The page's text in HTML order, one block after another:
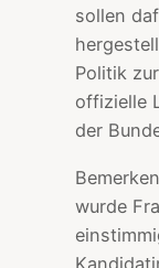
sollen
Politik
offizielle
der
wurde